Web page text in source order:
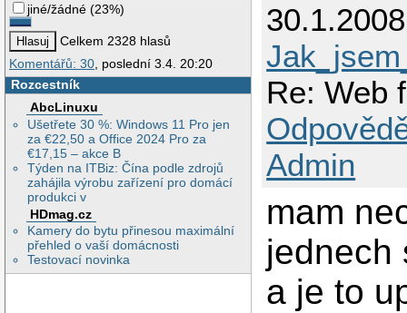
jiné/žádné (23%)
Celkem 2328 hlasů
Komentářů: 30, poslední 3.4. 20:20
Rozcestník
AbcLinuxu
Ušetřete 30 %: Windows 11 Pro jen
za €22,50 a Office 2024 Pro za
€17,15 – akce B
Týden na ITBiz: Čína podle zdrojů
zahájila výrobu zařízení pro domácí
produkci v
HDmag.cz
Kamery do bytu přinesou maximální
přehled o vaší domácnosti
Testovací novinka
Re: Web
Admin
mam
jednech
a je to